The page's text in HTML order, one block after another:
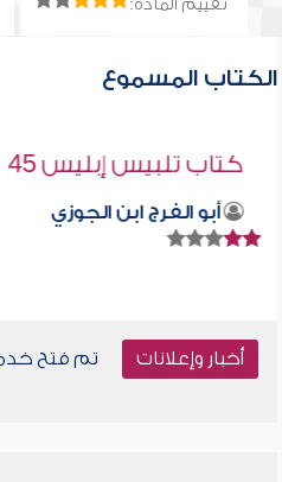
تقييم المادة:
الكتاب المسموع
كتاب تلبيس إبليس 45
أبو الفرج ابن الجوزي
أخبار وإعلانات
تم فتح